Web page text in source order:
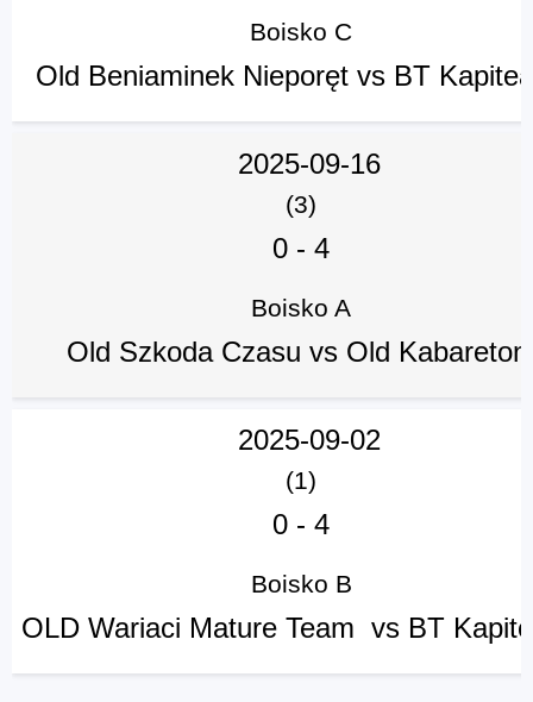
Boisko C
Old Beniaminek Nieporęt vs BT
2025-09-16
(3)
0 - 4
Boisko A
Old Szkoda Czasu vs Old
2025-09-02
(1)
0 - 4
Boisko B
OLD Wariaci Mature Team vs BT